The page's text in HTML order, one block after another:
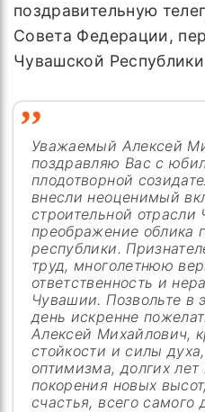
поздравительную
Совета Федерации,
Чувашской Республики
Уважаемый Алексей
поздравляю Вас с
плодотворной
внесли неоценимый
строительной отрасли
преображение облика
республики.
труд, многолетнюю
ответственность и
Чувашии. Позвольте в
день искренне
Алексей Михайлович,
стойкости и силы
оптимизма, долгих
покорения новых
счастья, всего самого